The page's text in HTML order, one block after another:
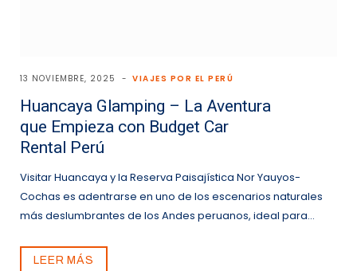
13 NOVIEMBRE, 2025 VIAJES POR EL PERÚ
Huancaya Glamping – La Aventura
que Empieza con Budget Car
Rental Perú
Visitar Huancaya y la Reserva Paisajística Nor Yauyos-
Cochas es adentrarse en uno de los escenarios naturales
más deslumbrantes de los Andes peruanos, ideal para…
LEER MÁS